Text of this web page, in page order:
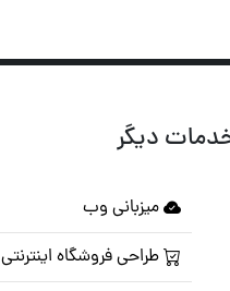
دیگر
میزبانی وب
طراحی فروشگاه اینترنتی